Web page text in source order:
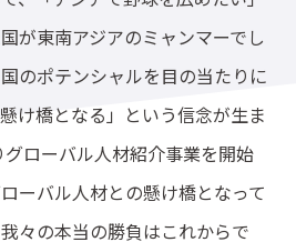
が東南アジアのミャンマーでし
のポテンシャルを目の当たりに
け橋となる」という信念が生ま
ローバル人材紹介事業を開始
ーバル人材との懸け橋となって
々の本当の勝負はこれからで